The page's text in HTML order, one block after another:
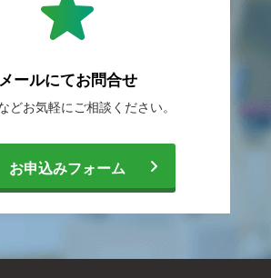
メールにてお問合せ
どお気軽に ご相談ください。
お申込みフォーム